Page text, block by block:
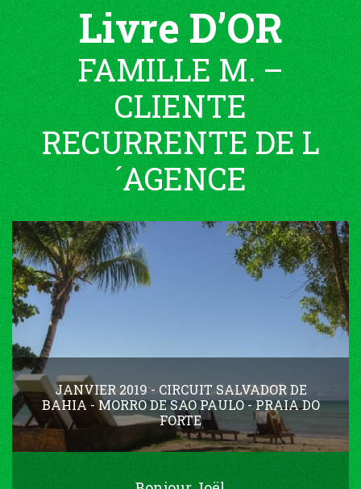
Livre D’OR
FAMILLE M. –
CLIENTE
RECURRENTE DE L
´AGENCE
JANVIER 2019 - CIRCUIT SALVADOR DE
BAHIA - MORRO DE SAO PAULO - PRAIA DO
FORTE